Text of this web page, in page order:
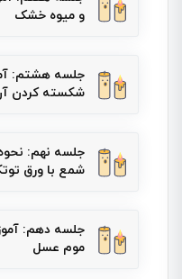
و میوه خشک
جلسه هشتم:
شکسته کردن
جلسه نهم: نحوه
شمع با ورق
جلسه دهم:
موم عسل